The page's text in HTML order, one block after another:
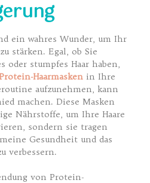
ein wahres Wunder, um Ihr
stärken. Egal, ob Sie
oder stumpfes Haar haben,
Haarmasken in Ihre
aufzunehmen, kann
machen. Diese Masken
Nährstoffe, um Ihre Haare
sondern sie tragen
Gesundheit und das
verbessern.
von Protein-